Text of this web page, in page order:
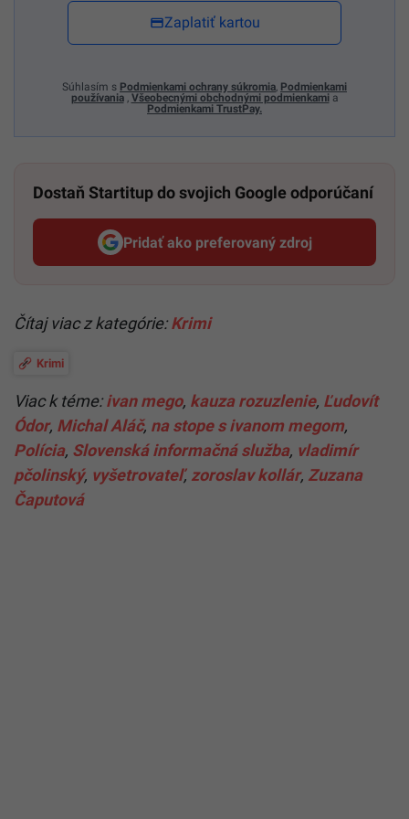
Zaplatiť kartou
Súhlasím s Podmienkami ochrany súkromia, Podmienkami
používania, Všeobecnými obchodnými podmienkami a
Podmienkami TrustPay.
Dostaň Startitup do svojich Google odporúčaní
Pridať ako preferovaný zdroj
Startitup, odkaz sa otvorí v
Čítaj viac z kategórie:Krimi
Krimi
Viac k téme:ivan mego, kauza rozuzlenie, Ľudovít
Ódor, Michal Aláč, na stope s ivanom megom,
Polícia, Slovenská informačná služba, vladimír
pčolinský, vyšetrovateľ, zoroslav kollár, Zuzana
Čaputová